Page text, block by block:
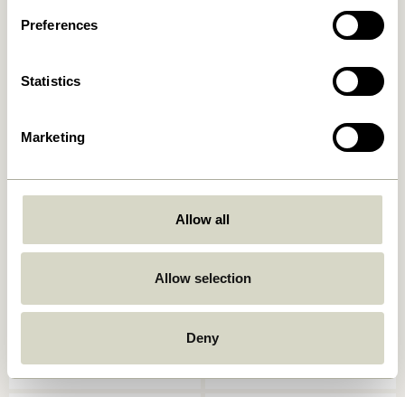
Preferences
Statistics
Marketing
Allow all
Allow selection
Deny
& Gray/Lyserød (sæt af 2)
Tilføj til kurv
Grøn/Brun
589,00
Tilføj til kurv